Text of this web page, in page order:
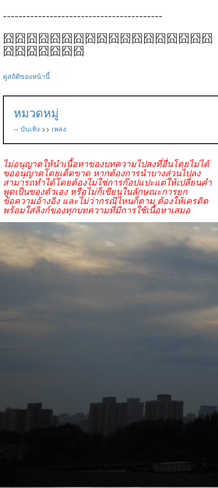
-----------------------------------------
囧囧囧囧囧囧囧囧囧囧囧囧囧囧囧囧囧囧
囧囧囧囧囧囧囧
ดูสถิติของหน้านี้
หมวดหมู่
-- บันเทิง >> เพลง
ไม่อนุญาตให้นำเนื้อหาของบทความไปลงที่อื่นโดยไม่ได้
ขออนุญาตโดยเด็ดขาด หากต้องการนำบางส่วนไปลง
สามารถทำได้โดยต้องไม่ใช่การก๊อปแปะแต่ให้เปลี่ยนคำ
พูดเป็นของตัวเอง หรือไม่ก็เขียนในลักษณะการยก
ข้อความอ้างอิง และไม่ว่ากรณีไหนก็ตาม ต้องให้เครดิต
พร้อมใส่ลิงก์ของทุกบทความที่มีการใช้เนื้อหาเสมอ